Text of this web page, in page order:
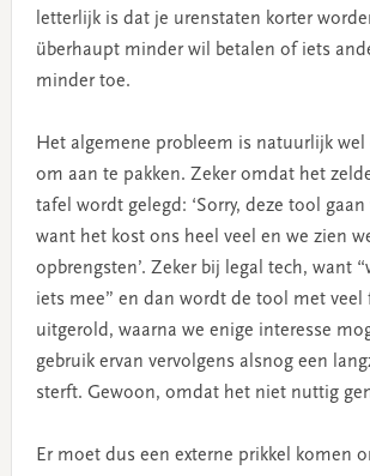
letterlijk is dat je urenstaten korter
überhaupt minder wil betalen of iets
minder toe.
Het algemene probleem is natuurlijk wel
om aan te pakken. Zeker omdat het
tafel wordt gelegd: ‘Sorry, deze tool
want het kost ons heel veel en we zien
opbrengsten’. Zeker bij legal tech, want
iets mee” en dan wordt de tool met veel
uitgerold, waarna we enige interesse
gebruik ervan vervolgens alsnog een
sterft. Gewoon, omdat het niet nuttig
Er moet dus een externe prikkel komen